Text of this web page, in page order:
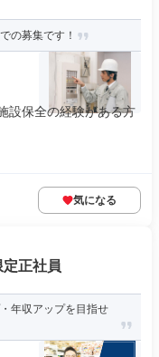
の募集です！
設保全の経験がある方
気になる
正社員
年収アップを目指せ